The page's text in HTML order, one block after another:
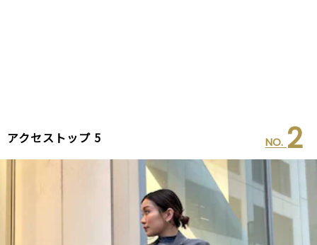
アクセストップ 5 NO. 2